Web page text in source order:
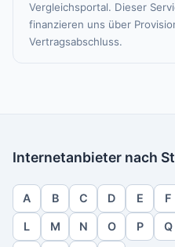
Vergleichsportal. Dieser
finanzieren uns über
Vertragsabschluss.
Internetanbieter nach
A B C D E F
L M N O P Q